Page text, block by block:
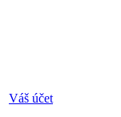
Váš účet